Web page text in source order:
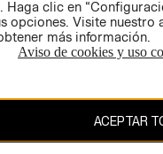
Haga clic en
opciones. Visite
más información.
Aviso de cookies y uso
ACEPTAR